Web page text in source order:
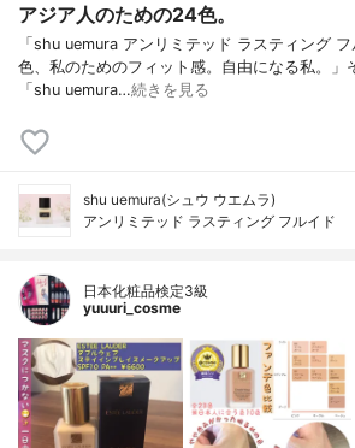
アジア人のための24色。
「shu uemura アンリミテッド ラスティング
色、私のためのフィット感。自由になる私。」
「shu uemura…続きを見る
shu uemura(シュウ ウエムラ)
アンリミテッド ラスティング フルイド
日本化粧品検定3級
yuuuri_cosme